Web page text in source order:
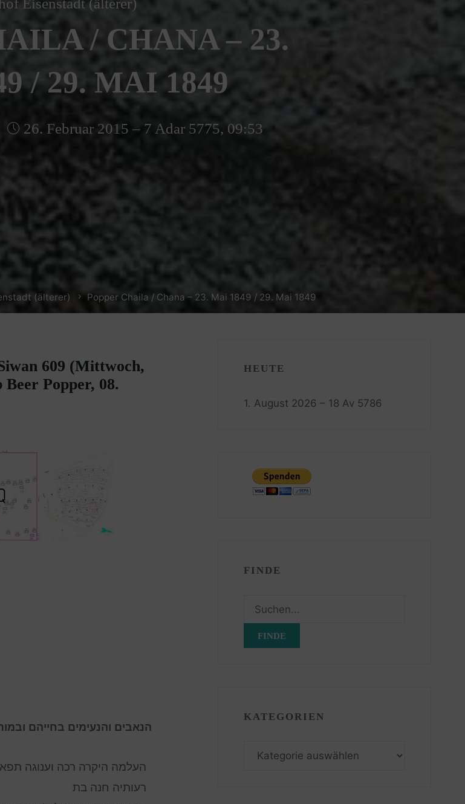
/ CHANA – 23.
/ 29. MAI 1849
26. Februar 2015 – 7 Adar 5775, 09:53
(älterer) Popper Chaila / Chana – 23. Mai 1849 / 29. Mai 1849
609 (Mittwoch,
Popper, 08.
הנאבים והנעימים בחייהם
העלמה היקרה רכה וענוגה
רעותיה חנה בת
HEUTE
1. August 2026 – 18 Av 5786
FINDE
Suchen
nach:
KATEGORIEN
Kategorien